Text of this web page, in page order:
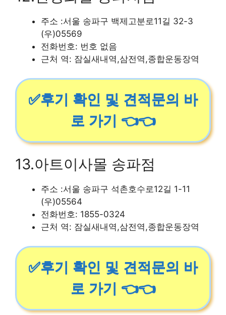
주소 :서울 송파구 백제고분로11길 32-3
(우)05569
전화번호: 번호 없음
근처 역: 잠실새내역,삼전역,종합운동장역
✅후기 확인 및 견적문의 바
로 가기 👈👈
13.아트이사몰 송파점
주소 :서울 송파구 석촌호수로12길 1-11
(우)05564
전화번호: 1855-0324
근처 역: 잠실새내역,삼전역,종합운동장역
✅후기 확인 및 견적문의 바
로 가기 👈👈